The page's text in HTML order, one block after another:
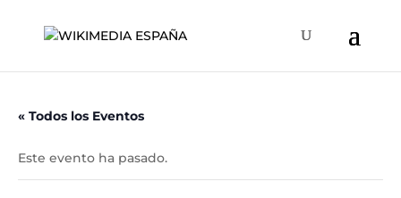
« Todos los Eventos
Este evento ha pasado.